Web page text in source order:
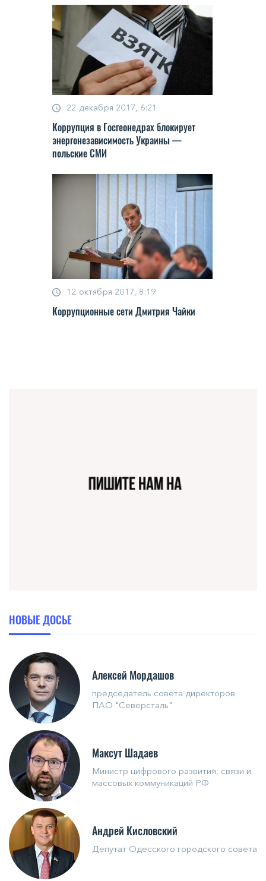
22 декабря 2017, 6:21
Коррупция в Госгеонедрах блокирует
энергонезависимость Украины —
польские СМИ
12 октября 2017, 8:19
Коррупционные сети Дмитрия Чайки
НОВЫЕ ДОСЬЕ
Алексей Мордашов
председатель совета директоров
ПАО "Северсталь"
Максут Шадаев
Министр цифрового развития, связи и
массовых коммуникаций РФ
Андрей Кисловский
Депутат Одесского городского совета